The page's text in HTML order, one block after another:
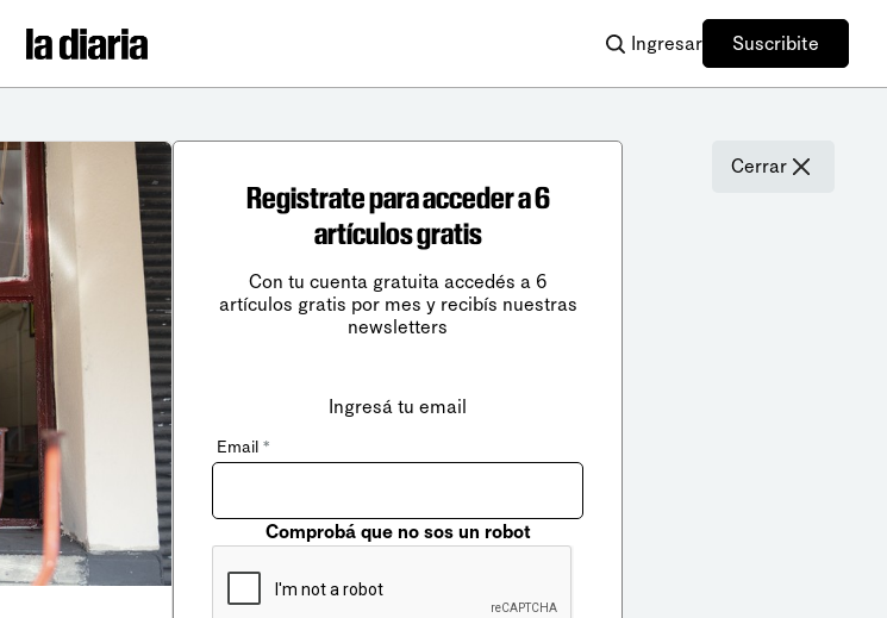
Ingresar Suscribite
Cerrar
Registrate para acceder a 6
artículos gratis
Con tu cuenta gratuita accedés a 6
artículos gratis por mes y recibís nuestras
newsletters
Ingresá tu email
Email *
Comprobá que no sos un robot